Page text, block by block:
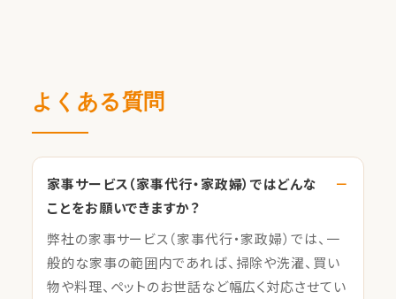
よくある質問
家事サービス（家事代行・家政婦）ではどんな
ことをお願いできますか？
弊社の家事サービス（家事代行・家政婦）では、一
般的な家事の範囲内であれば、掃除や洗濯、買い
物や料理、ペットのお世話など幅広く対応させてい